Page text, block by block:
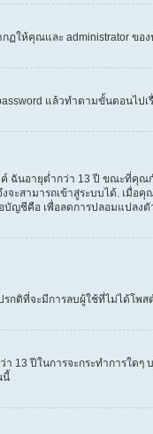
ให้คุณและ administrator ขอ
แล้วทำตามขั้นตอนไปเ
ฉันอายุต่ำกว่า 13 ปี ขณะที่
ะสามารถเข้าสู่ระบบได้. เ
ชีคือ เพื่อลดการปลอมแปลง
ติที่จะมีการลบผู้ใช้ที่ไม่ได้โพ
13 ปีในการจะกระทำการ
นี้